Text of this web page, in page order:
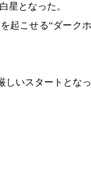
星となった。
起こせる“ダーク
いスタートとなっ